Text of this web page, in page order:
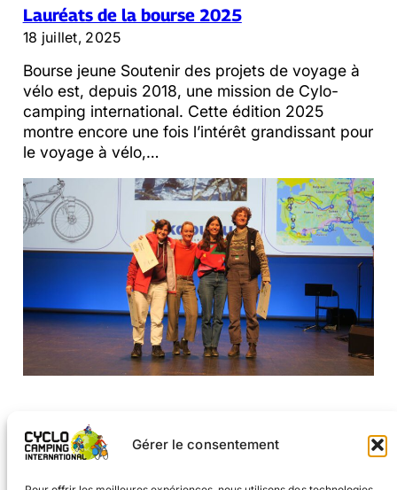
Gérer le consentement
Lauréats de la bourse 2025
18 juillet, 2025
Bourse jeune Soutenir des projets de voyage à
vélo est, depuis 2018, une mission de Cylo-
camping international. Cette édition 2025
montre encore une fois l’intérêt grandissant pour
le voyage à vélo,…